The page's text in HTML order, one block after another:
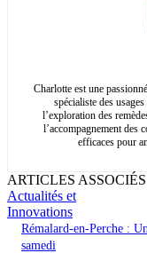
Charlotte est une
spécialiste des
l’exploration des
l’accompagnement des
efficaces pour
ARTICLES ASSOCIÉS
Actualités et
Innovations
Rémalard-en-Perche :
samedi